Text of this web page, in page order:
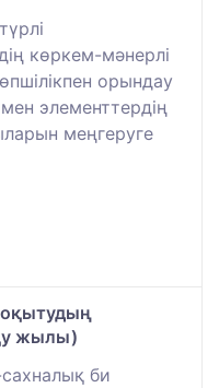
көркем-мәнерлі
орындау
мен элементтердің
меңгеруге
жылы)
би